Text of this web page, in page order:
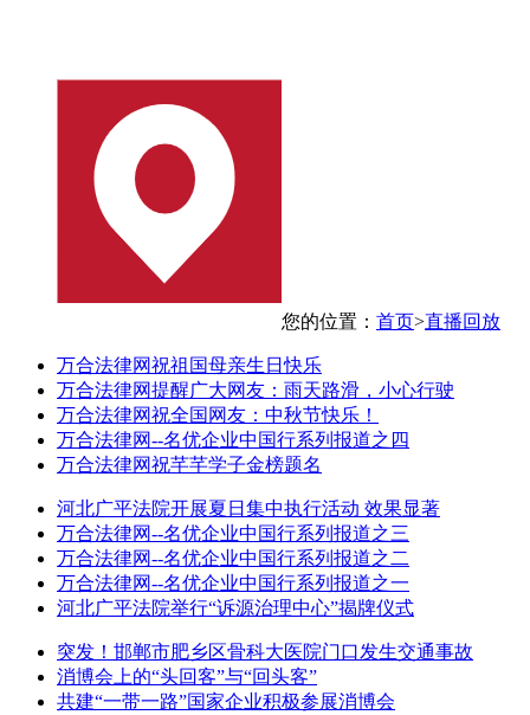
您的位置： 首页>直播回放
万合法律网祝祖国母亲生日快乐
万合法律网提醒广大网友：雨天路滑，小心行驶
万合法律网祝全国网友：中秋节快乐！
万合法律网--名优企业中国行系列报道之四
万合法律网祝芊芊学子金榜题名
河北广平法院开展夏日集中执行活动 效果显著
万合法律网--名优企业中国行系列报道之三
万合法律网--名优企业中国行系列报道之二
万合法律网--名优企业中国行系列报道之一
河北广平法院举行“诉源治理中心”揭牌仪式
突发！邯郸市肥乡区骨科大医院门口发生交通事故
消博会上的“头回客”与“回头客”
共建“一带一路”国家企业积极参展消博会